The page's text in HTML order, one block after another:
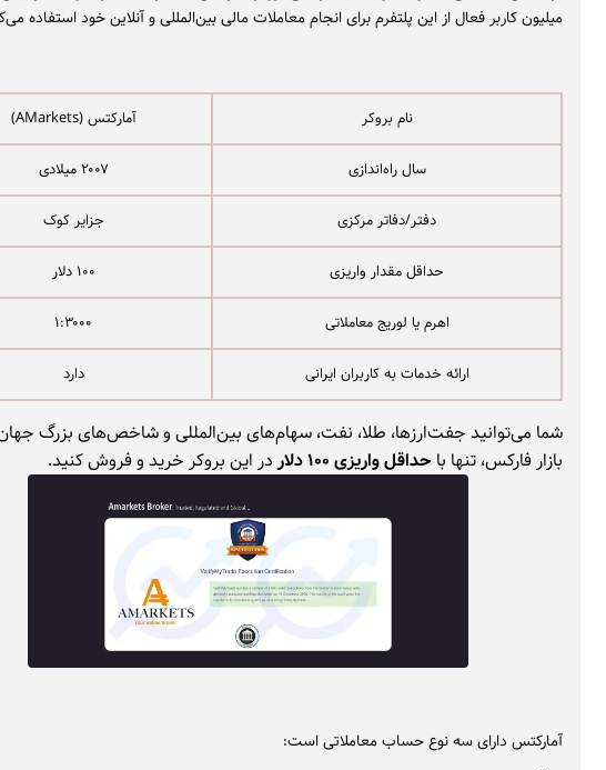
میلیون کاربر فعال از این پلتفرم برای انجام معاملات مالی بین‌المللی و آنلاین خود استفاده
نام بروکر آمارکتس (AMarkets)
سال راه‌اندازی ۲۰۰۷ میلادی
دفتر/دفاتر مرکزی جزایر کوک
حداقل مقدار واریزی ۱۰۰ دلار
اهرم یا لوریج معاملاتی ۱:۳۰۰۰
ارائه خدمات به کاربران ایرانی دارد
شما می‌توانید جفت‌ارزها، طلا، نفت، سهام‌های بین‌المللی و شاخص‌های بزرگ جهان
بازار فارکس، تنها با حداقل واریزی ۱۰۰ دلار در این بروکر خرید و فروش کنید.
آمارکتس دارای سه نوع حساب معاملاتی است: